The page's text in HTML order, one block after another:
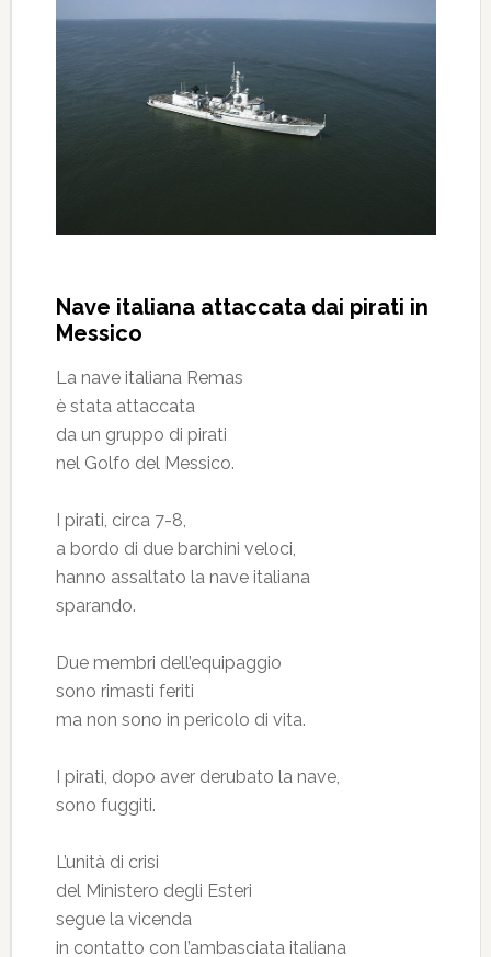
Nave italiana attaccata dai pirati in
Messico
La nave italiana Remas
è stata attaccata
da un gruppo di pirati
nel Golfo del Messico.
I pirati, circa 7-8,
a bordo di due barchini veloci,
hanno assaltato la nave italiana
sparando.
Due membri dell’equipaggio
sono rimasti feriti
ma non sono in pericolo di vita.
I pirati, dopo aver derubato la nave,
sono fuggiti.
L’unità di crisi
del Ministero degli Esteri
segue la vicenda
in contatto con l’ambasciata italiana